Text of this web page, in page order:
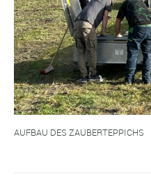
AUFBAU DES ZAUBERTEPPICHS